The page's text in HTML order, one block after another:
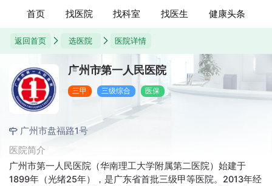
首页 找医院 找科室 找医生 健康头条
返回首页 选医院 医院详情
广州市第一人民医院
三甲 三级综合 医保
广州市盘福路1号
医院简介
广州市第一人民医院（华南理工大学附属第二医院）始建于
1899年（光绪25年），是广东省首批三级甲等医院。2013年经